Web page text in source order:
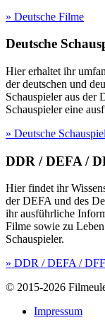
» Deutsche Filme
Deutsche
Hier erhaltet ihr
der deutschen und
Schauspieler aus der
Schauspieler eine
» Deutsche
DDR / DEFA /
Hier findet ihr
der DEFA und des
ihr ausführliche
Filme sowie zu
Schauspieler.
» DDR / DEFA / DFF
© 2015-2026
Impressum